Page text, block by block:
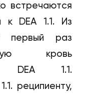
встречаются
к DEA 1.1. Из
первый раз
кровь
DEA 1.1.
реципиенту,